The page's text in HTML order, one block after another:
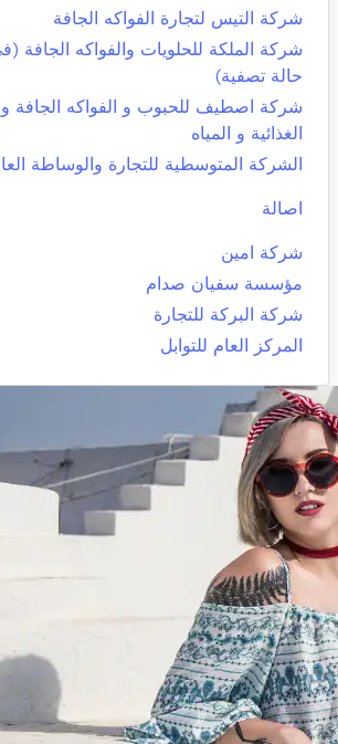
شركة التيس لتجارة الفواكه الجافة
شركة الملكة للحلويات والفواكه الجافة
حالة تصفية)
شركة اصطيف للحبوب و الفواكه الجافة و
الغذائية و المياه
الشركة المتوسطية للتجارة والوساطة
اصالة
شركة امين
مؤسسة سفيان صدام
شركة البركة للتجارة
المركز العام للتوابل